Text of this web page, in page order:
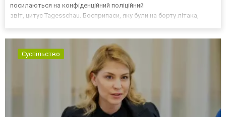
посилаються на конфіденційний поліційний
звіт, цитує Tagesschau. Боєприпаси, яку були на борту літака,
Суспільство